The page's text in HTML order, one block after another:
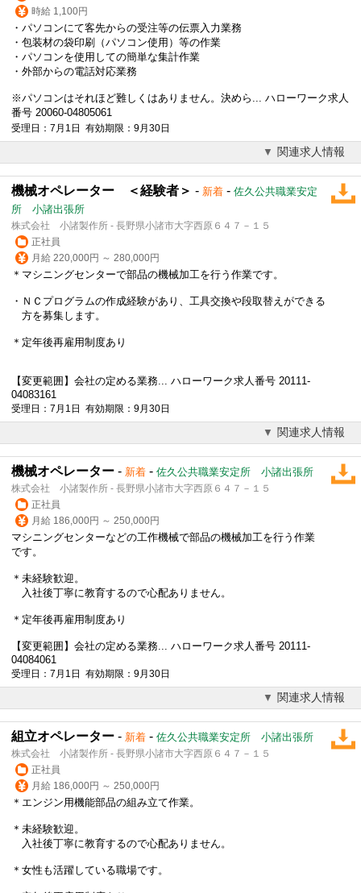
時給 1,100円
・パソコンにて客先からの受注等の伝票入力業務
・包装材の袋印刷（パソコン使用）等の作業
・パソコンを使用しての簡単な集計作業
・外部からの電話対応業務
※パソコンはそれほど難しくはありません。決めら... ハローワーク求人
番号 20060-04805061
受理日：7月1日 有効期限：9月30日
関連求人情報
機械オペレーター ＜経験者＞ - 新着 - 佐久公共職業安定
所 小諸出張所
株式会社 小諸製作所 - 長野県小諸市大字西原６４７－１５
正社員
月給 220,000円 ～ 280,000円
＊マシニングセンターで部品の機械加工を行う作業です。
・ＮＣプログラムの作成経験があり、工具交換や段取替えができる
方を募集します。
＊ 定年後再雇用制度あり
【変更範囲】会社の定める業務... ハローワーク求人番号 20111-
04083161
受理日：7月1日 有効期限：9月30日
関連求人情報
機械オペレーター - 新着 - 佐久公共職業安定所 小諸出張所
株式会社 小諸製作所 - 長野県小諸市大字西原６４７－１５
正社員
月給 186,000円 ～ 250,000円
マシニングセンターなどの工作機械で部品の機械加工を行う作業
です。
＊未経験歓迎。
入社後丁寧に教育するので心配ありません。
＊ 定年後再雇用制度あり
【変更範囲】会社の定める業務... ハローワーク求人番号 20111-
04084061
受理日：7月1日 有効期限：9月30日
関連求人情報
組立オペレーター - 新着 - 佐久公共職業安定所 小諸出張所
株式会社 小諸製作所 - 長野県小諸市大字西原６４７－１５
正社員
月給 186,000円 ～ 250,000円
＊エンジン用機能部品の組み立て作業。
＊未経験歓迎。
入社後丁寧に教育するので心配ありません。
＊女性も活躍している職場です。